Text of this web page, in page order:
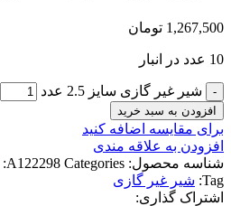
1,267,500 تومان
10 عدد در انبار
شیر غیر گازی سایز 2.5 عدد
افزودن به سبد خرید
برای مقایسه اضافه کنید
افزودن به علاقه مندی
شناسه محصول:
A122298 Categories:
Tag: شیر غیر گازی
اشتراک گذاری: